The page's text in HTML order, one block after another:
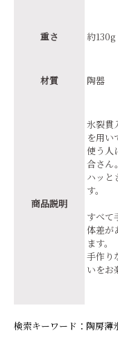
重さ 約130g
材質 陶器
商品説明
氷裂貫
を用い
使う人
合さん。
ハッと
す。
すべて
体差が
ます。
手作り
いをお
検索キーワード：陶房薄